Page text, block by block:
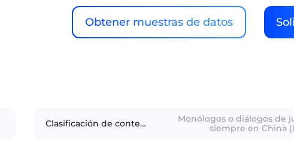
Obtener muestras de datos
Clasificación de contenido
Monólogos o diálogos de
siempre en China